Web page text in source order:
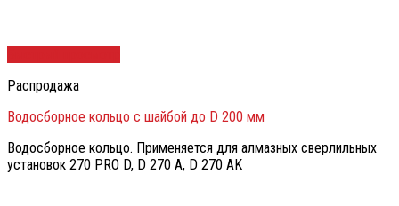
Распродажа
Водосборное кольцо с шайбой до D 200 мм
Водосборное кольцо. Применяется для алмазных сверлильных
установок 270 PRO D, D 270 A, D 270 AK